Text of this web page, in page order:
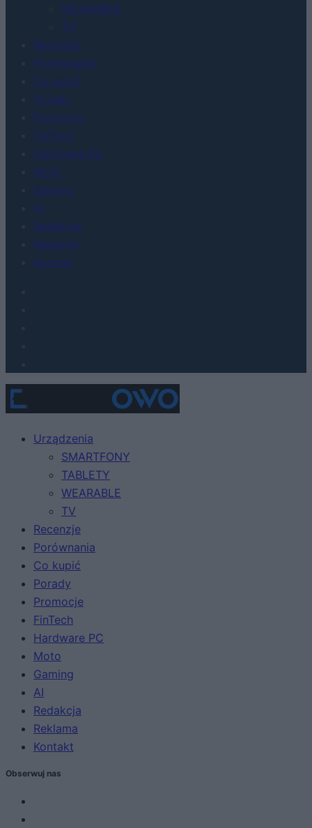
WEARABLE
TV
Recenzje
Porównania
Co kupić
Porady
Promocje
FinTech
Hardware PC
Moto
Gaming
AI
Redakcja
Reklama
Kontakt
Urządzenia
SMARTFONY
TABLETY
WEARABLE
TV
Recenzje
Porównania
Co kupić
Porady
Promocje
FinTech
Hardware PC
Moto
Gaming
AI
Redakcja
Reklama
Kontakt
Obserwuj nas